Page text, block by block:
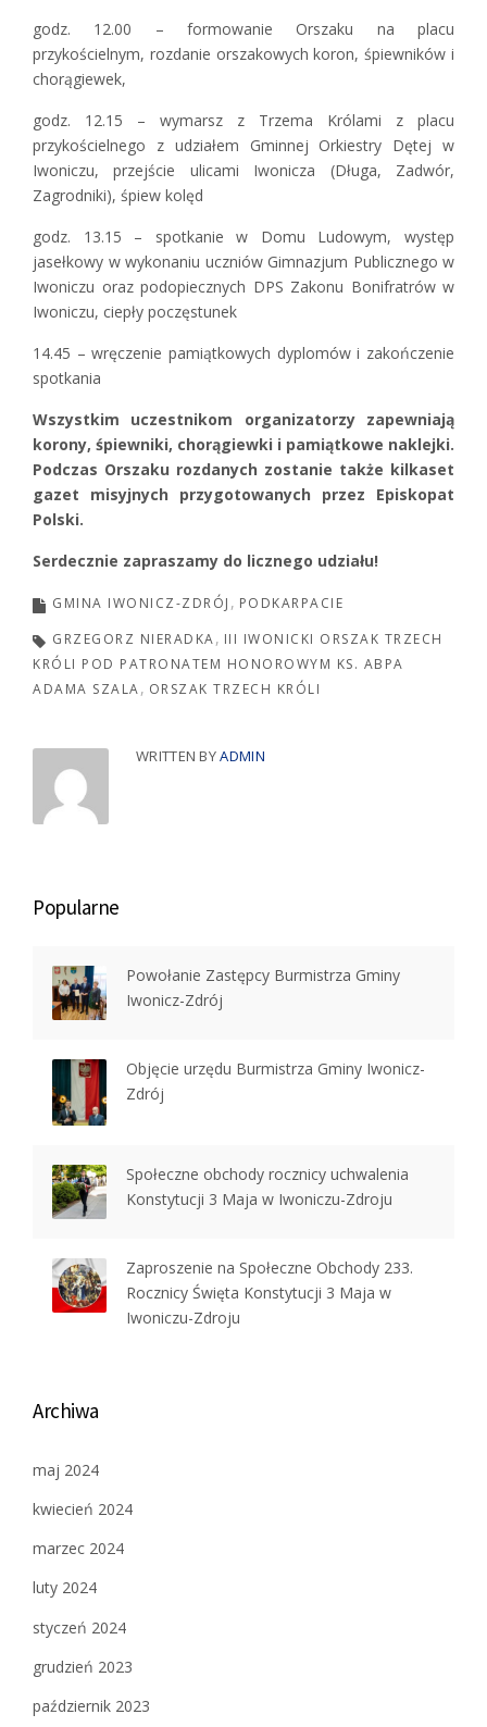
godz. 12.00 – formowanie Orszaku na placu
przykościelnym, rozdanie orszakowych koron, śpiewników i
chorągiewek,
godz. 12.15 – wymarsz z Trzema Królami z placu
przykościelnego z udziałem Gminnej Orkiestry Dętej w
Iwoniczu, przejście ulicami Iwonicza (Długa, Zadwór,
Zagrodniki), śpiew kolęd
godz. 13.15 – spotkanie w Domu Ludowym, występ
jasełkowy w wykonaniu uczniów Gimnazjum Publicznego w
Iwoniczu oraz podopiecznych DPS Zakonu Bonifratrów w
Iwoniczu, ciepły poczęstunek
14.45 – wręczenie pamiątkowych dyplomów i zakończenie
spotkania
Wszystkim uczestnikom organizatorzy zapewniają
korony, śpiewniki, chorągiewki i pamiątkowe naklejki.
Podczas Orszaku rozdanych zostanie także kilkaset
gazet misyjnych przygotowanych przez Episkopat
Polski.
Serdecznie zapraszamy do licznego udziału!
GMINA IWONICZ-ZDRÓJ
PODKARPACIE
GRZEGORZ NIERADKA
III IWONICKI ORSZAK TRZECH
KRÓLI POD PATRONATEM HONOROWYM KS. ABPA
ADAMA SZALA
ORSZAK TRZECH KRÓLI
WRITTEN BYADMIN
Popularne
Powołanie Zastępcy Burmistrza Gminy
Iwonicz-Zdrój
Objęcie urzędu Burmistrza Gminy Iwonicz-
Zdrój
Społeczne obchody rocznicy uchwalenia
Konstytucji 3 Maja w Iwoniczu-Zdroju
Zaproszenie na Społeczne Obchody 233.
Rocznicy Święta Konstytucji 3 Maja w
Iwoniczu-Zdroju
Archiwa
maj 2024
kwiecień 2024
marzec 2024
luty 2024
styczeń 2024
grudzień 2023
październik 2023